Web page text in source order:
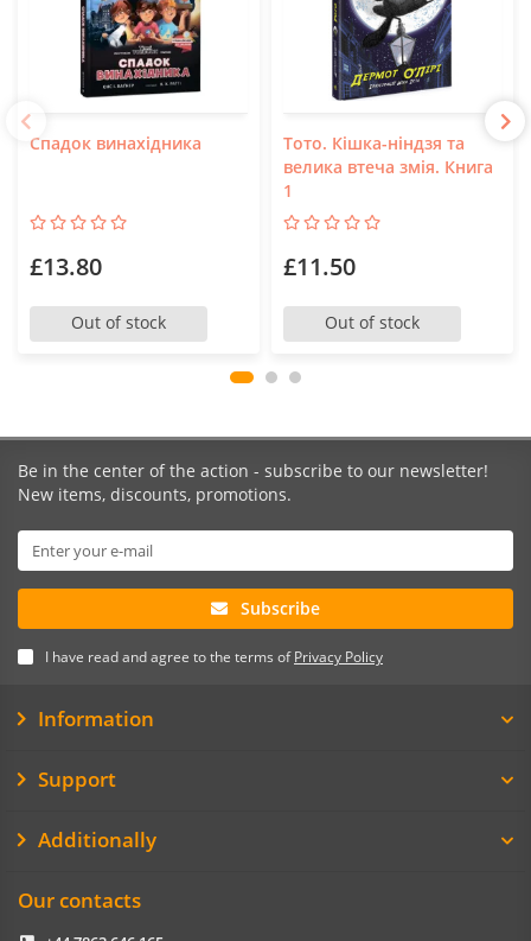
Спадок винахідника
£13.80
Out of stock
Тото. Кішка-ніндзя та
велика втеча змія. Книга
1
£11.50
Out of stock
Be in the center of the action - subscribe to our newsletter!
New items, discounts, promotions.
Subscribe
I have read and agree to the terms ofPrivacy Policy
Information
Support
Additionally
Our contacts